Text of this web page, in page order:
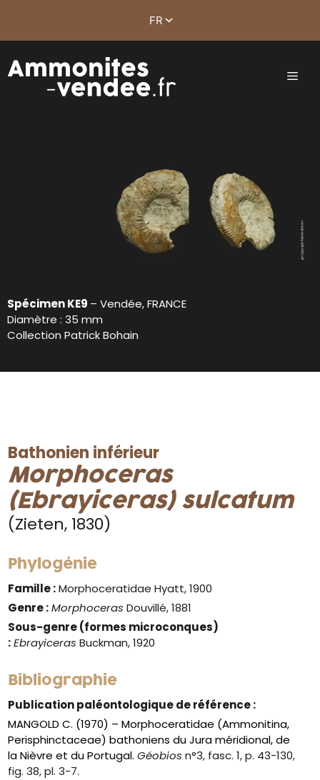
Spécimen KE9 – Vendée, FRANCE
Diamètre : 35 mm
Collection Patrick Bohain
Bathonien inférieur
Morphoceras
(Ebrayiceras) sulcatum
(Zieten, 1830)
Phylogénie
Famille :Morphoceratidae Hyatt, 1900
Genre : Morphoceras Douvillé, 1881
Sous-genre (formes microconques)
: Ebrayiceras Buckman, 1920
Bibliographie
Publication paléontologique de référence :
MANGOLD C. (1970) – Morphoceratidae (Ammonitina,
Perisphinctaceae) bathoniens du Jura méridional, de
la Nièvre et du Portugal. Géobios n°3, fasc. 1, p. 43-130,
fig. 38, pl. 3-7.